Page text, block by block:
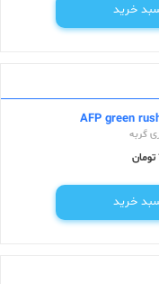
خرید
گربه
خرید